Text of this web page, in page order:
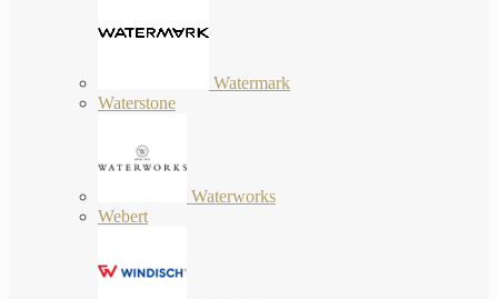
Watermark
Waterstone
Waterworks
Webert